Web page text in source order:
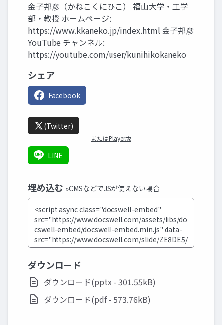
金子邦彦（かねこくにひこ） 福山大学・工学
部・教授 ホームページ:
https://www.kkaneko.jp/index.html 金子邦彦
YouTube チャンネル:
https://youtube.com/user/kunihikokaneko
シェア
Facebook
(Twitter)
またはPlayer版
LINE
埋め込む »CMSなどでJSが使えない場合
ダウンロード
ダウンロード(pptx - 301.55kB)
ダウンロード(pdf - 573.76kB)